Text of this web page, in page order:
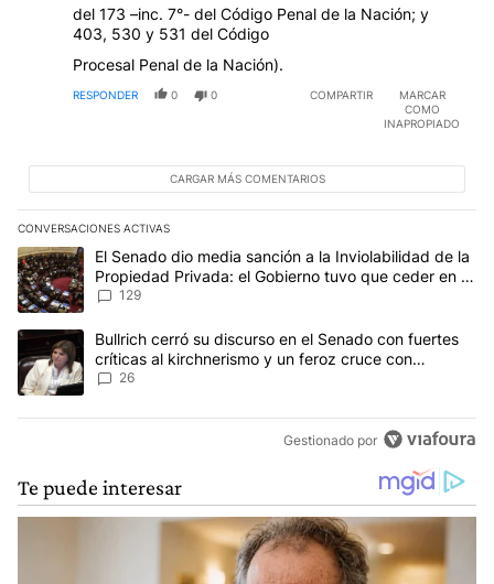
del 173 –inc. 7°- del Código Penal de la Nación; y
403, 530 y 531 del Código
Procesal Penal de la Nación).
RESPONDER 0 0 COMPARTIR
MARCAR
COMO
INAPROPIADO
CARGAR MÁS COMENTARIOS
CONVERSACIONES ACTIVAS
Este listado muestra los artículos con más comentarios en los
Un artículo de tendencia con el título "El Senado dio media
El Senado dio media sanción a la Inviolabilidad de la
Propiedad Privada: el Gobierno tuvo que ceder en la
Ley del Manejo del Fuego
129
Un artículo de tendencia con el título "Bullrich cerró su discurso
Bullrich cerró su discurso en el Senado con fuertes
críticas al kirchnerismo y un feroz cruce con
Capitanich al que le gritó “¡cállate!”
26
Gestionado por